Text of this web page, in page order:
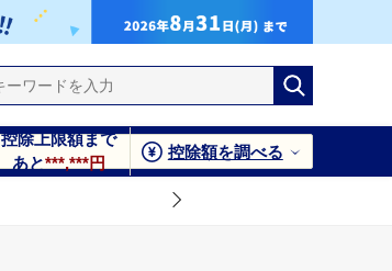
控除上限額まで
あと***,***円
控除額を調べる